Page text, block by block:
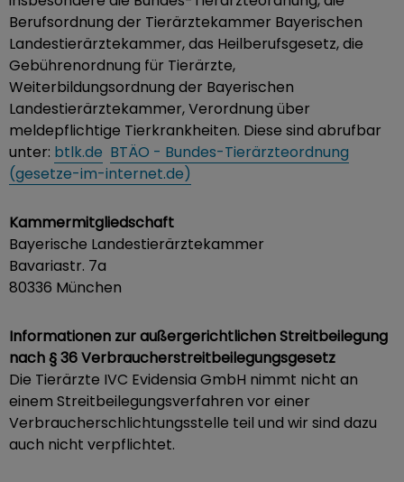
Berufsordnung der Tierärztekammer Bayerischen
Landestierärztekammer, das Heilberufsgesetz, die
Gebührenordnung für Tierärzte,
Weiterbildungsordnung der Bayerischen
Landestierärztekammer, Verordnung über
meldepflichtige Tierkrankheiten. Diese sind abrufbar
unter: btlk.de BTÄO - Bundes-Tierärzteordnung
(gesetze-im-internet.de)
Kammermitgliedschaft
Bayerische Landestierärztekammer
Bavariastr. 7a
80336 München
Informationen zur außergerichtlichen Streitbeilegung
nach § 36 Verbraucherstreitbeilegungsgesetz
Die Tierärzte IVC Evidensia GmbH nimmt nicht an
einem Streitbeilegungsverfahren vor einer
Verbraucherschlichtungsstelle teil und wir sind dazu
auch nicht verpflichtet.